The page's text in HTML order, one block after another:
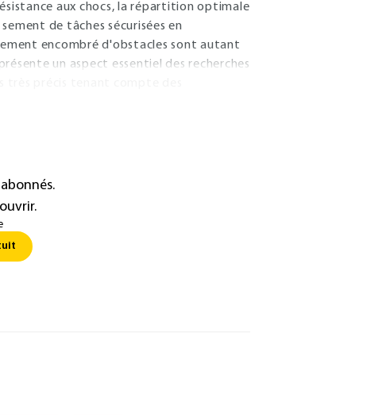
aux chocs, la répartition optimale
de tâches sécurisées en
encombré d'obstacles sont autant
un aspect essentiel des recherches